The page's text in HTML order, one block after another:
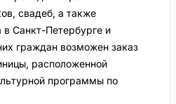
свадеб, а также
в Санкт-Петербурге и
граждан возможен заказ
расположенной
программы по